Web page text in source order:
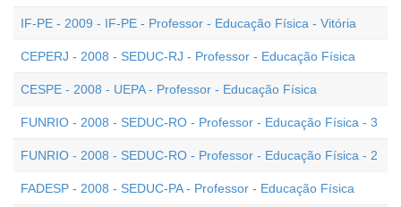
IF-PE - 2009 - IF-PE - Professor - Educação Física - Vitória
CEPERJ - 2008 - SEDUC-RJ - Professor - Educação Física
CESPE - 2008 - UEPA - Professor - Educação Física
FUNRIO - 2008 - SEDUC-RO - Professor - Educação Física - 3
FUNRIO - 2008 - SEDUC-RO - Professor - Educação Física - 2
FADESP - 2008 - SEDUC-PA - Professor - Educação Física